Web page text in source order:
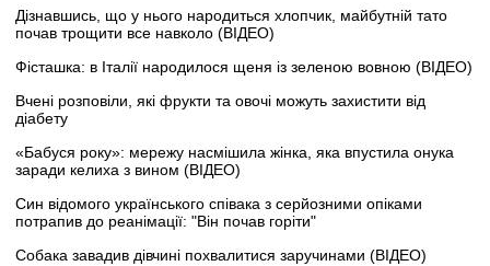
Дізнавшись, що у нього народиться хлопчик, майбутній тато
почав трощити все навколо (ВІДЕО)
Фісташка: в Італії народилося щеня із зеленою вовною (ВІДЕО)
Вчені розповіли, які фрукти та овочі можуть захистити від
діабету
«Бабуся року»: мережу насмішила жінка, яка впустила онука
заради келиха з вином (ВІДЕО)
Син відомого українського співака з серйозними опіками
потрапив до реанімації: "Він почав горіти"
Собака завадив дівчині похвалитися заручинами (ВІДЕО)